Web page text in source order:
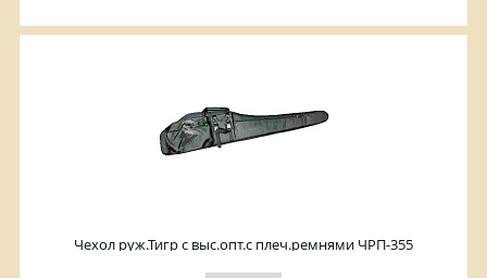
Чехол руж.Тигр с выс.опт.с плеч.ремнями ЧРП-355